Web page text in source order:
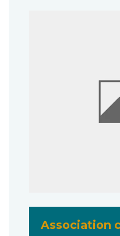
Association